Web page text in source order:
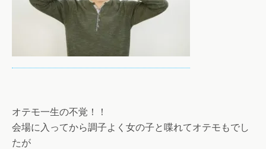
オテモ一生の不覚！！
会場に入ってから調子よく女の子と喋れてオテモもでし
たが